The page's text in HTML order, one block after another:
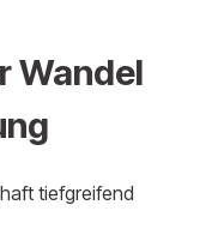
Wandel
tiefgreifend